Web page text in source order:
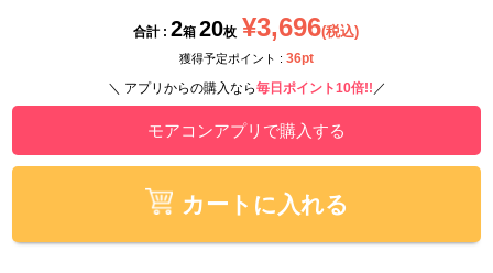
合計 : 2箱 20枚 ¥3,696(税込)
獲得予定ポイント : 36pt
＼ アプリからの購入なら毎日ポイント10倍!! ／
モアコンアプリで購入する
カートに入れる